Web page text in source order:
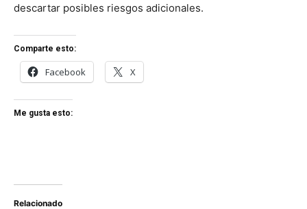
descartar posibles riesgos adicionales.
Comparte esto:
Facebook X
Me gusta esto:
Relacionado